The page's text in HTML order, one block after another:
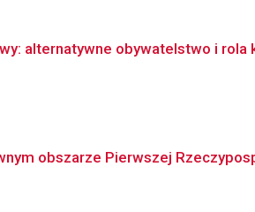
alternatywne obywatelstwo i rola
obszarze Pierwszej